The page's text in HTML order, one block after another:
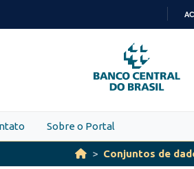
PARA
O
CONTEÚDO
Sobre o Portal
Conjuntos de